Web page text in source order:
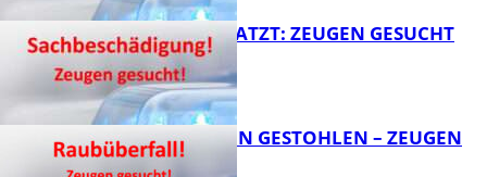
AUTO ZERKRATZT: ZEUGEN GESUCHT
TEURE KETTEN GESTOHLEN – ZEUGEN
GESUCHT!